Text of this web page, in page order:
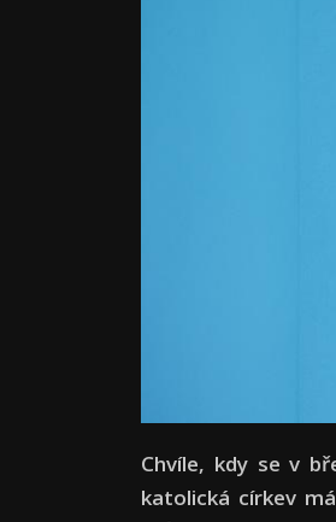
Chvíle, kdy se v
katolická církev